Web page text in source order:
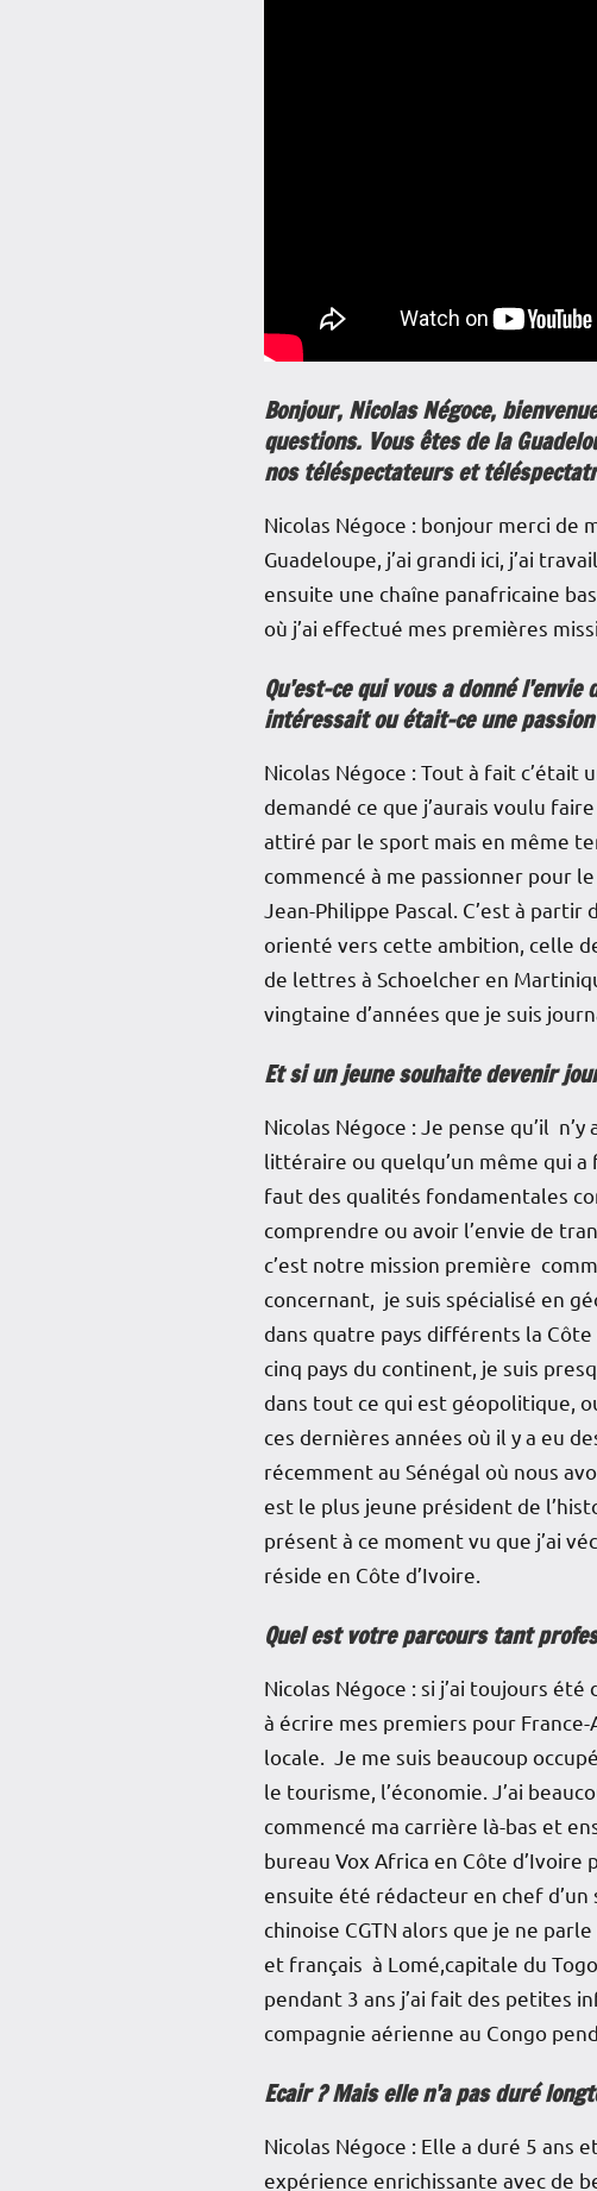
Bonjour, Nicolas Négoce,
questions. Vous êtes de la
nos téléspectateurs et
Nicolas Négoce : bonjour merci de
Guadeloupe, j’ai grandi ici, j’ai
ensuite une chaîne panafricaine
où j’ai effectué mes premières
Qu’est-ce qui vous a donné
intéressait ou était-ce une
Nicolas Négoce : Tout à fait c’était
demandé ce que j’aurais voulu
attiré par le sport mais en même
commencé à me passionner pour
Jean-Philippe Pascal. C’est à
orienté vers cette ambition, celle
de lettres à Schoelcher en
vingtaine d’années que je suis
Et si un jeune souhaite devenir
Nicolas Négoce : Je pense qu’il
littéraire ou quelqu’un même qui
faut des qualités fondamentales
comprendre ou avoir l’envie de
c’est notre mission première
concernant, je suis spécialisé en
dans quatre pays différents la Côte
cinq pays du continent, je suis
dans tout ce qui est géopolitique,
ces dernières années où il y a eu
récemment au Sénégal où nous
est le plus jeune président de
présent à ce moment vu que j’ai
réside en Côte d’Ivoire.
Quel est votre parcours tant
Nicolas Négoce : si j’ai toujours
à écrire mes premiers pour
locale. Je me suis beaucoup
le tourisme, l’économie. J’ai
commencé ma carrière là-bas et
bureau Vox Africa en Côte d’Ivoire
ensuite été rédacteur en chef
chinoise CGTN alors que je ne
et français à Lomé,capitale du
pendant 3 ans j’ai fait des petites
compagnie aérienne au Congo
Ecair ? Mais elle n’a pas duré
Nicolas Négoce : Elle a duré 5 ans
expérience enrichissante avec de